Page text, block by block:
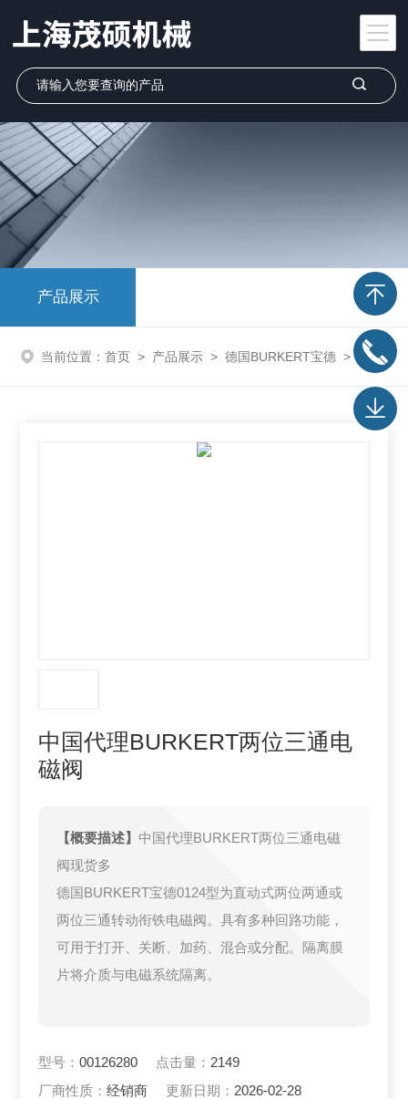
产品展示
当前位置： 首页 > 产品展示 > 德国BURKERT宝德 > burkert宝德电磁阀
中国代理BURKERT两位三通电
磁阀
【概要描述】 中国代理BURKERT两位三通电磁
阀现货多
德国BURKERT宝德0124型为直动式两位两通或
两位三通转动衔铁电磁阀。具有多种回路功能，
可用于打开、关断、加药、混合或分配。隔离膜
片将介质与电磁系统隔离。
型号：00126280 点击量： 2149
厂商性质：经销商 更新日期： 2026-02-28